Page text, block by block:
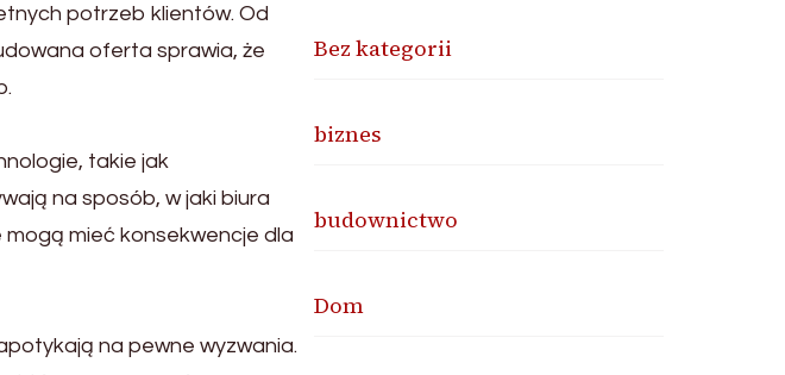
potrzeb klientów. Od
oferta sprawia, że
takie jak
na sposób, w jaki biura
mogą mieć konsekwencje dla
na pewne wyzwania.
Bez kategorii
biznes
budownictwo
Dom